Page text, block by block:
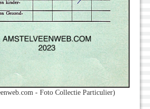
- Foto Collectie Particulier)